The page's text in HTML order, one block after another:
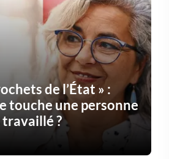
de l’État » :
touche une personne
travaillé ?